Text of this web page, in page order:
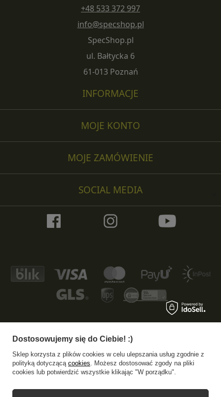
MOJE ZAMÓWIENIE
MOJE KONTO
+48 533 372 997
info@specshop.pl
SpecShop.pl
ul. Bałtycka 6
61-013 Poznań
INFORMACJE
SOCIAL MEDIA
+48 533 372 997 info@specshop.pl
SpecShop.pl,Bałtycka 6, 61-013Poznań
Dostosowujemy się do Ciebie! :)
Sklep korzysta z plików cookies w celu ulepszania usług zgodnie z
polityką dotyczącą cookies. Możesz dostosować zgody na pliki
cookies lub potwierdzić wszystkie klikając "W porządku".